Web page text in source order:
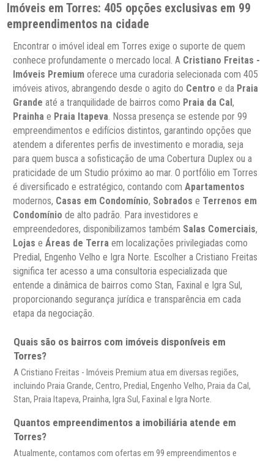
Imóveis em Torres: 405 opções exclusivas em 99
empreendimentos na cidade
Encontrar o imóvel ideal em Torres exige o suporte de quem
conhece profundamente o mercado local. A Cristiano Freitas -
Imóveis Premium oferece uma curadoria selecionada com 405
imóveis ativos, abrangendo desde o agito do Centro e da Praia
Grande até a tranquilidade de bairros como Praia da Cal,
Prainha e Praia Itapeva. Nossa presença se estende por 99
empreendimentos e edifícios distintos, garantindo opções que
atendem a diferentes perfis de investimento e moradia, seja
para quem busca a sofisticação de uma Cobertura Duplex ou a
praticidade de um Studio próximo ao mar. O portfólio em Torres
é diversificado e estratégico, contando comApartamentos
modernos, Casas em Condomínio, Sobrados e Terrenos em
Condomínio de alto padrão. Para investidores e
empreendedores, disponibilizamos também Salas Comerciais,
Lojas eÁreas de Terra em localizações privilegiadas como
Predial, Engenho Velho e Igra Norte. Escolher a Cristiano Freitas
significa ter acesso a uma consultoria especializada que
entende a dinâmica de bairros como Stan, Faxinal e Igra Sul,
proporcionando segurança jurídica e transparência em cada
etapa da negociação.
Quais são os bairros com imóveis disponíveis em
Torres?
A Cristiano Freitas - Imóveis Premium atua em diversas regiões,
incluindo Praia Grande, Centro, Predial, Engenho Velho, Praia da Cal,
Stan, Praia Itapeva, Prainha, Igra Sul, Faxinal e Igra Norte.
Quantos empreendimentos a imobiliária atende em
Torres?
Atualmente, contamos com ofertas em 99 empreendimentos e